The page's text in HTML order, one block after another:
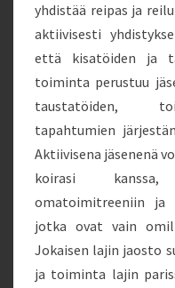
yhdistää reipas ja
aktiivisesti
että kisatöiden ja
toiminta perustuu
taustatöiden,
tapahtumien
Aktiivisena jäsenenä
koirasi
omatoimitreeniin ja
jotka ovat vain
Jokaisen lajin jaosto
ja toiminta lajin